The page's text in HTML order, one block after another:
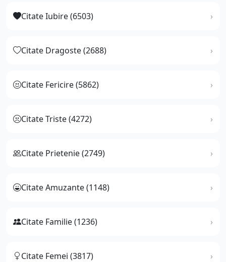
Citate Iubire (6503)
Citate Dragoste (2688)
Citate Fericire (5862)
Citate Triste (4272)
Citate Prietenie (2749)
Citate Amuzante (1148)
Citate Familie (1236)
Citate Femei (3817)